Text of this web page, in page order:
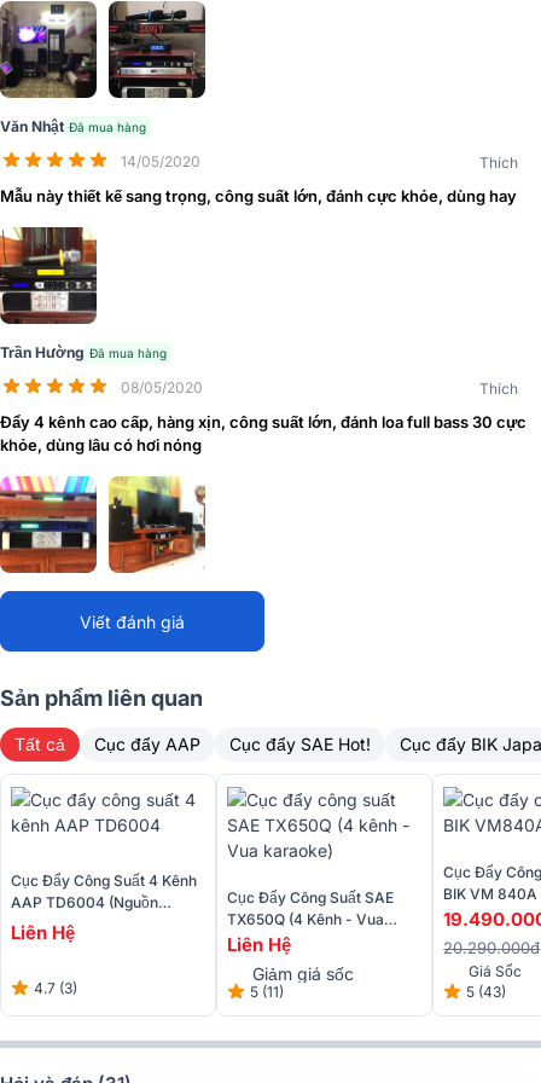
Công nghệ mới nhất trong việc kiểm soát nhiệt độ tăng cao cùng
mạch bảo vệ độc lập cho từng kênh trong khi đánh các loa hoặc
sub công suất lớn, giúp bảo vệ tối ưu cho sản phẩm, tạo sự ổn định
Chất âm cực hay
Cục đẩy Famousound 7406 với dải tần rất rộng, từ 20Hz - 20kHz,
cho âm thanh sống động, hệ thống lọc âm hoạt động hiệu quả, cho
âm thanh phát ra luôn đảm bảo chất lượng.
Đầu vào cân bằng CMRR nhạy cảm cao để giảm tiếng ồn (cực ít
Dễ dàng phối ghép
Cục đẩy Famousound 7406 dễ dàng phối ghép với các thiết bị âm
Văn Nhật Đã mua hàng
14/05/2020 Thích
Mẫu này thiết kế sang trọng, công suất lớn, đánh cực khỏe, dùng hay
Trần Hường Đã mua hàng
08/05/2020 Thích
Đẩy 4 kênh cao cấp, hàng xịn, công suất lớn, đánh loa full bass 30 cực
khỏe, dùng lâu có hơi nóng
Viết đánh giá
Sản phẩm liên quan
Tất cả Cục đẩy AAP Cục đẩy SAE Hot! Cục đẩy BIK
Cục Đẩy Công Suất 4 Kênh
AAP TD6004 (Nguồn
Xuyến, Class H, 600W)
Liên Hệ
4.7 (3)
Cục Đẩy Công Suất SAE
TX650Q (4 Kênh - Vua
Karaoke)
Liên Hệ
Giảm giá sốc
5 (11)
Cục Đẩy
BIK VM 840A
Xuyến, Class
20.290.000đ
Giá Sốc
5 (43)